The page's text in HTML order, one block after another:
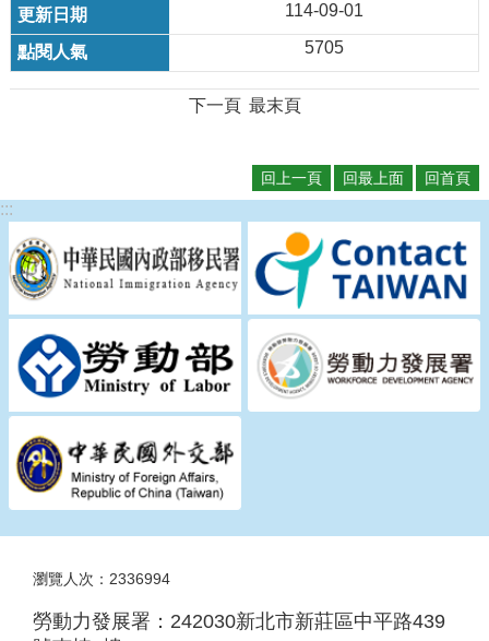
114-09-01
5705
下一頁 最末頁
回上一頁 回最上面 回首頁
:::
瀏覽人次：2336994
勞動力發展署：242030新北市新莊區中平路439